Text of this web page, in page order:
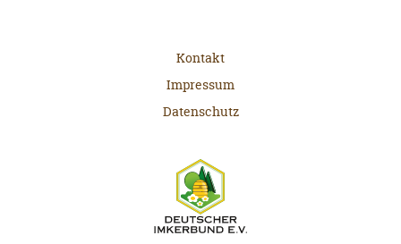
Kontakt
Impressum
Datenschutz